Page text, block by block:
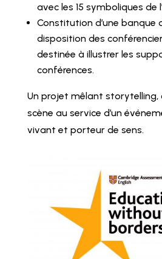
avec les 15 symboliques de
Constitution d’une banque
disposition des
destinée à illustrer les
conférences.
Un projet mêlant storytelling,
scène au service d’un
vivant et porteur de sens.